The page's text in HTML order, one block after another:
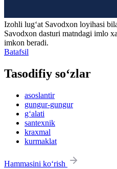
Izohli lugʻat Savodxon loyihasi
Savodxon dasturi matndagi imlo
imkon beradi.
Batafsil
Tasodifiy so‘zlar
asoslantir
gungur-gungur
g‘alati
santexnik
kraxmal
kurmaklat
Hammasini ko‘rish